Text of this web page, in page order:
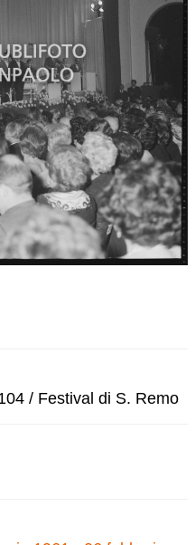
/ Festival di S. Remo